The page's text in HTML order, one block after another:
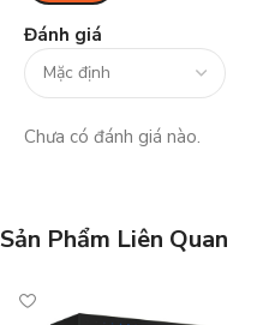
Đánh giá
Chưa có đánh giá nào.
Sản Phẩm Liên Quan